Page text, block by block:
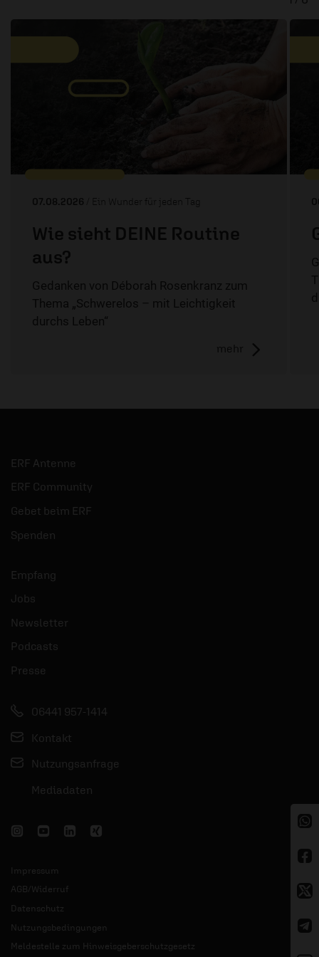
07.08.2026 / Ein Wunder für jeden Tag
Wie sieht DEINE Routine
aus?
Gedanken von Déborah Rosenkranz zum
Thema „Schwerelos – mit Leichtigkeit
durchs Leben“
mehr
ERF Antenne
ERF Community
Gebet beim ERF
Spenden
Empfang
Jobs
Newsletter
Podcasts
Presse
06441 957-1414
Kontakt
Nutzungsanfrage
Mediadaten
Impressum
AGB/Widerruf
Datenschutz
Nutzungsbedingungen
Meldestelle zum Hinweisgeberschutzgesetz